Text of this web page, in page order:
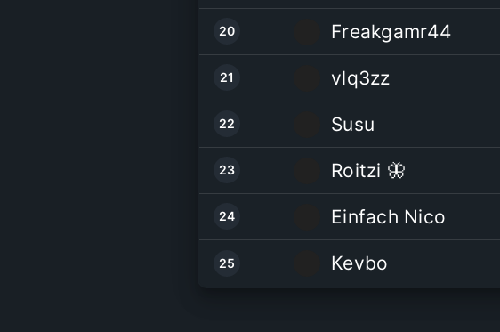
20 Freakgamr44
21 vlq3zz
22 Susu
23 Roitzi 🦋
24 Einfach Nico
25 Kevbo